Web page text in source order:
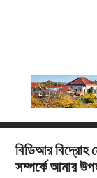
বিডিআর বিদ্রোহ
সম্পর্কে আমার